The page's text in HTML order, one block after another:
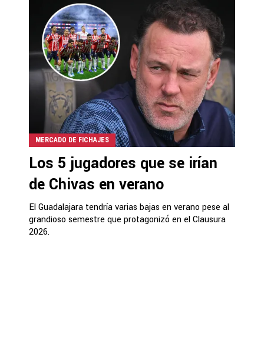
MERCADO DE FICHAJES
Los 5 jugadores que se irían
de Chivas en verano
El Guadalajara tendría varias bajas en verano pese al
grandioso semestre que protagonizó en el Clausura
2026.